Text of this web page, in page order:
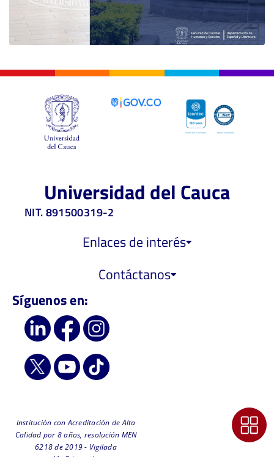
Universidad del Cauca
NIT. 891500319-2
Enlaces de interés
Contáctanos
Síguenos en:
Institución con Acreditación de Alta
Calidad por 8 años, resolución MEN
6218 de 2019 - Vigilada